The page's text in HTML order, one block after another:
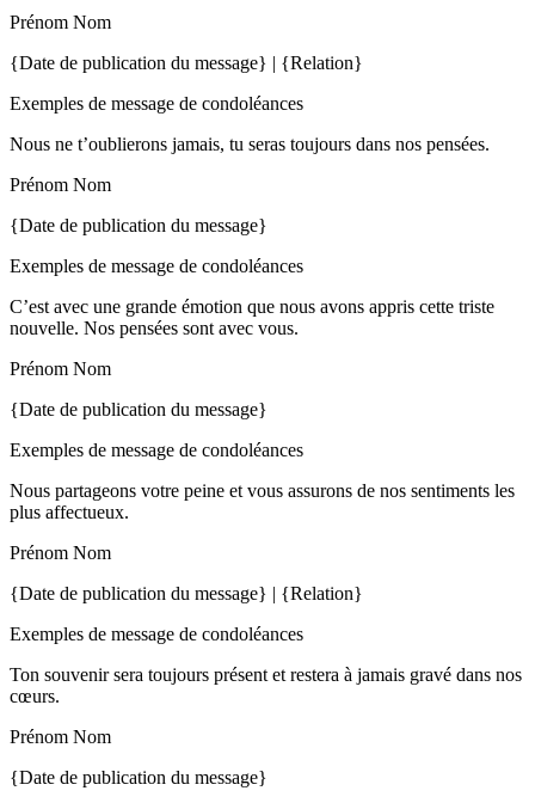
Prénom Nom
{Date de publication du message} | {Relation}
Exemples de message de condoléances
Nous ne t’oublierons jamais, tu seras toujours dans nos pensées.
Prénom Nom
{Date de publication du message}
Exemples de message de condoléances
C’est avec une grande émotion que nous avons appris cette triste
nouvelle. Nos pensées sont avec vous.
Prénom Nom
{Date de publication du message}
Exemples de message de condoléances
Nous partageons votre peine et vous assurons de nos sentiments les
plus affectueux.
Prénom Nom
{Date de publication du message} | {Relation}
Exemples de message de condoléances
Ton souvenir sera toujours présent et restera à jamais gravé dans nos
cœurs.
Prénom Nom
{Date de publication du message}